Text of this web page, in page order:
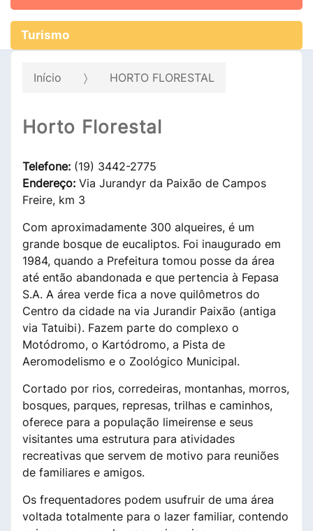
Turismo
Início HORTO FLORESTAL
Horto Florestal
Telefone: (19) 3442-2775
Endereço: Via Jurandyr da Paixão de Campos
Freire, km 3
Com aproximadamente 300 alqueires, é um
grande bosque de eucaliptos. Foi inaugurado em
1984, quando a Prefeitura tomou posse da área
até então abandonada e que pertencia à Fepasa
S.A. A área verde fica a nove quilômetros do
Centro da cidade na via Jurandir Paixão (antiga
via Tatuibi). Fazem parte do complexo o
Motódromo, o Kartódromo, a Pista de
Aeromodelismo e o Zoológico Municipal.
Cortado por rios, corredeiras, montanhas, morros,
bosques, parques, represas, trilhas e caminhos,
oferece para a população limeirense e seus
visitantes uma estrutura para atividades
recreativas que servem de motivo para reuniões
de familiares e amigos.
Os frequentadores podem usufruir de uma área
voltada totalmente para o lazer familiar, contendo